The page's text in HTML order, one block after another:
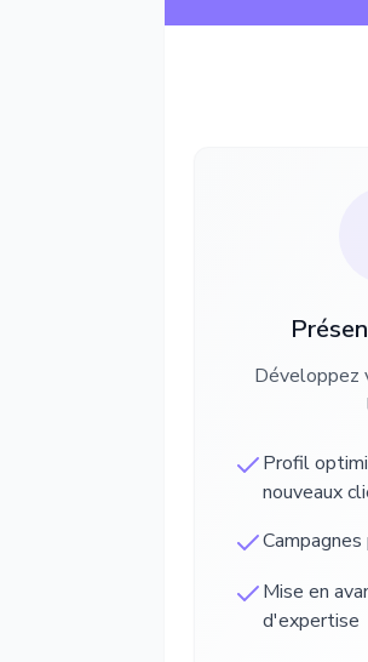
Développez
Profil
nouveaux
Mise en
d'expertise